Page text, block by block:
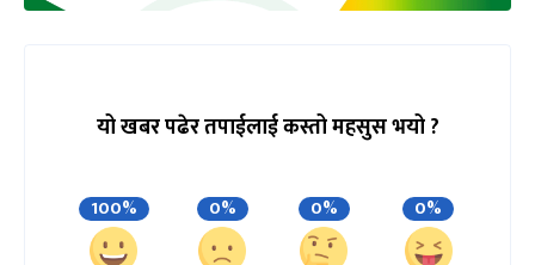
यो खबर पढेर तपाईलाई कस्तो महसुस भयो ?
100% 0% 0% 0%